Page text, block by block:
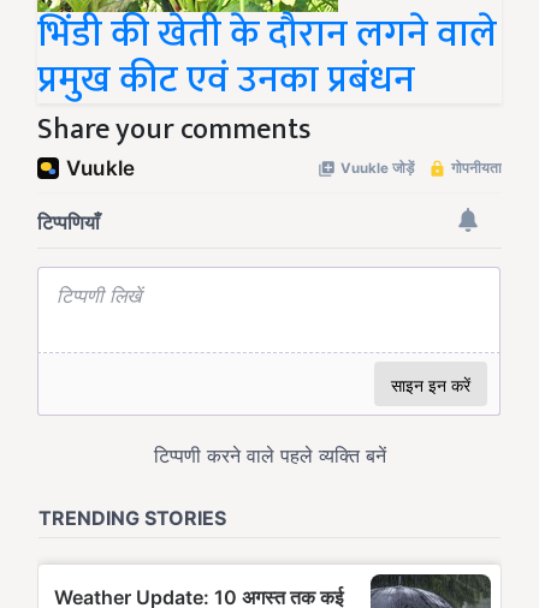
भिंडी की खेती के दौरान लगने वाले
प्रमुख कीट एवं उनका प्रबंधन
Share your comments